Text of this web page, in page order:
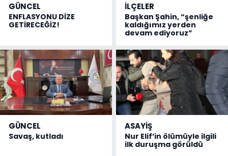
GÜNCEL
ENFLASYONU DİZE
GETİRECEĞİZ!
İLÇELER
Başkan Şahin, “şenliğe
kaldığımız yerden
devam ediyoruz”
GÜNCEL
Savaş, kutladı
ASAYİŞ
Nur Elif’in ölümüyle ilgili
ilk duruşma görüldü